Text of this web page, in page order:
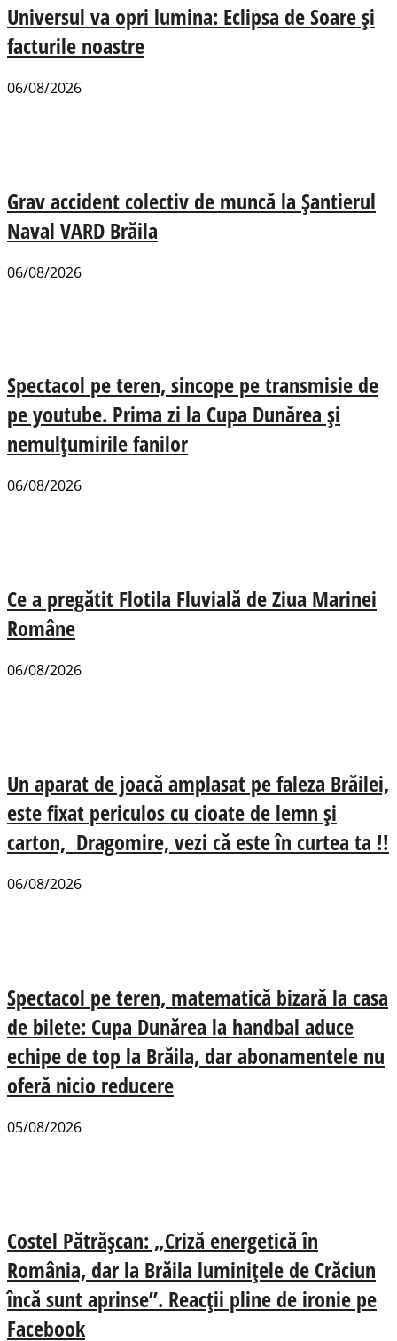
Universul va opri lumina: Eclipsa de Soare și
facturile noastre
06/08/2026
Grav accident colectiv de muncă la Șantierul
Naval VARD Brăila
06/08/2026
Spectacol pe teren, sincope pe transmisie de
pe youtube. Prima zi la Cupa Dunărea și
nemulțumirile fanilor
06/08/2026
Ce a pregătit Flotila Fluvială de Ziua Marinei
Române
06/08/2026
Un aparat de joacă amplasat pe faleza Brăilei,
este fixat periculos cu cioate de lemn și
carton, Dragomire, vezi că este în curtea ta !!
06/08/2026
Spectacol pe teren, matematică bizară la casa
de bilete: Cupa Dunărea la handbal aduce
echipe de top la Brăila, dar abonamentele nu
oferă nicio reducere
05/08/2026
Costel Pătrășcan: „Criză energetică în
România, dar la Brăila luminițele de Crăciun
încă sunt aprinse”. Reacții pline de ironie pe
Facebook